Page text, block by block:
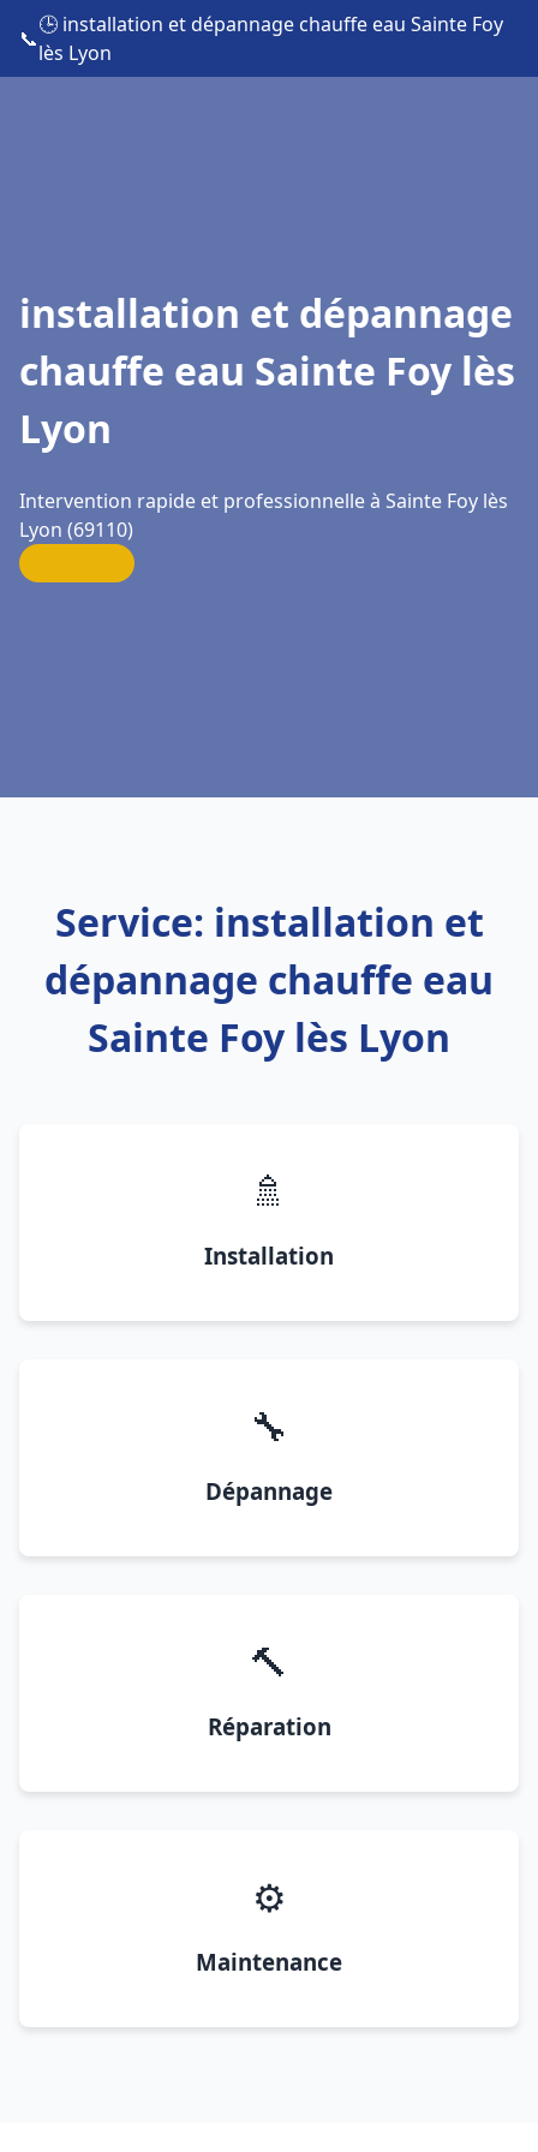
📞
🕒 installation et dépannage chauffe eau Sainte Foy
lès Lyon
installation et dépannage
chauffe eau Sainte Foy lès
Lyon
Intervention rapide et professionnelle à Sainte Foy lès
Lyon (69110)
Service: installation et
dépannage chauffe eau
Sainte Foy lès Lyon
🚿
Installation
🔧
Dépannage
🔨
Réparation
⚙️
Maintenance